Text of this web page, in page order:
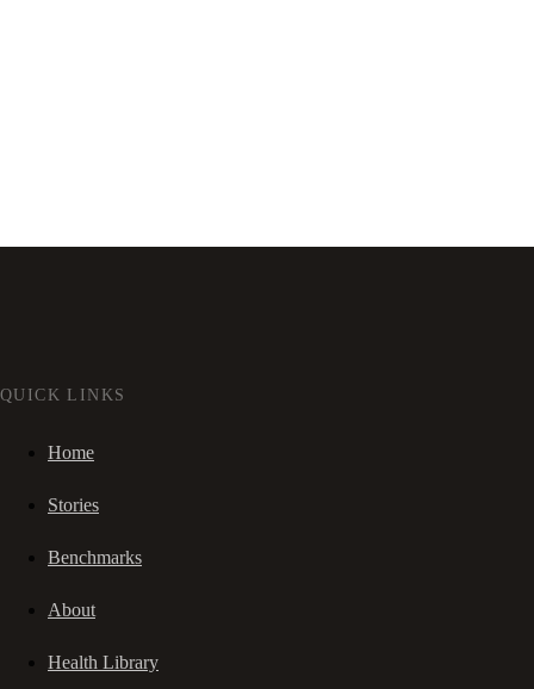
QUICK LINKS
Home
Stories
Benchmarks
About
Health Library